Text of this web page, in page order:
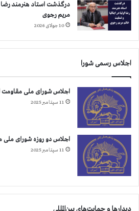
درگذشت استاد هنرمند رضا
مریم رجوی
10 جولای 2026
اجلاس رسمی شورا
اجلاس شورای ملی مقاومت
11 سپتامبر 2025
اجلاس دو روزه شورای ملی
11 سپتامبر 2025
دیدارها و حمایت‌های بین‌المللی